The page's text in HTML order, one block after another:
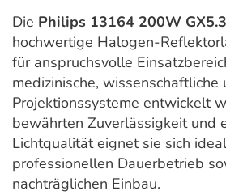
Die Philips 13164 200W
hochwertige Halogen-
für anspruchsvolle
medizinische, wissenschaftliche
Projektionssysteme entwickelt
bewährten Zuverlässigkeit und
Lichtqualität eignet sie sich
professionellen Dauerbetrieb
nachträglichen Einbau.